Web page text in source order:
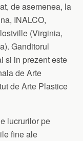
de asemenea, la
INALCO,
(Virginia,
Ganditorul
si in prezent este
de Arte
de Arte Plastice
lucrurilor pe
fine ale